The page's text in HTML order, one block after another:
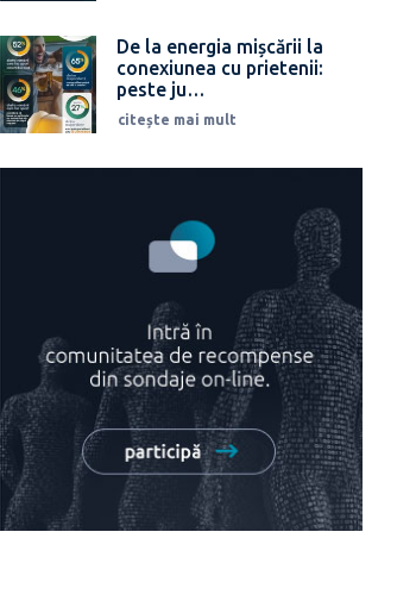
De la energia mișcării la
conexiunea cu prietenii:
peste ju…
citește mai mult